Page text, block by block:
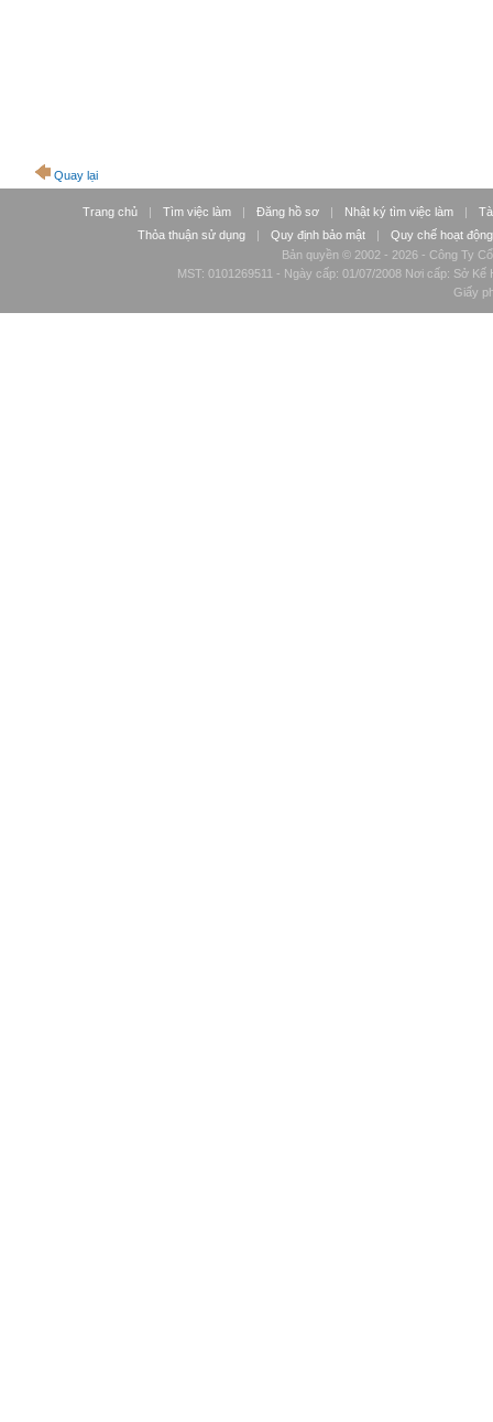
Quay lại
Trang chủ | Tìm việc làm | Đăng hồ sơ | Nhật ký tìm việc làm |
Thỏa thuận sử dụng
| Quy định bảo mật |
Quy chế hoạt động
Bản quyền © 2002 - 2026 - Công Ty
MST: 0101269511 - Ngày cấp: 01/07/2008 Nơi cấp: Sở
Giấy